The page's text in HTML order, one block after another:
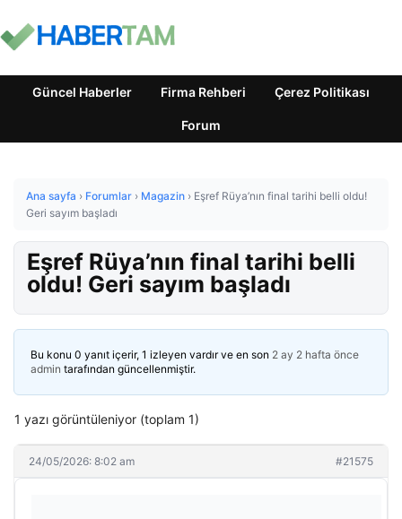
Güncel Haberler Firma Rehberi Çerez Politikası
Forum
Ana sayfa › Forumlar › Magazin › Eşref Rüya’nın final tarihi belli oldu!
Geri sayım başladı
Eşref Rüya’nın final tarihi belli
oldu! Geri sayım başladı
Bu konu 0 yanıt içerir, 1 izleyen vardır ve en son 2 ay 2 hafta önce
admin tarafından güncellenmiştir.
1 yazı görüntüleniyor (toplam 1)
24/05/2026: 8:02 am #21575